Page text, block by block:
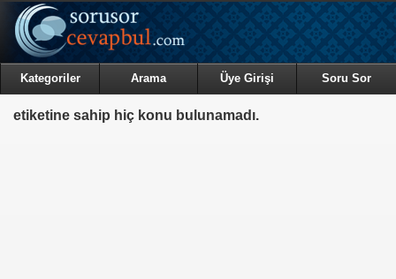
Kategoriler Arama Üye Girişi Soru Sor
etiketine sahip hiç konu bulunamadı.